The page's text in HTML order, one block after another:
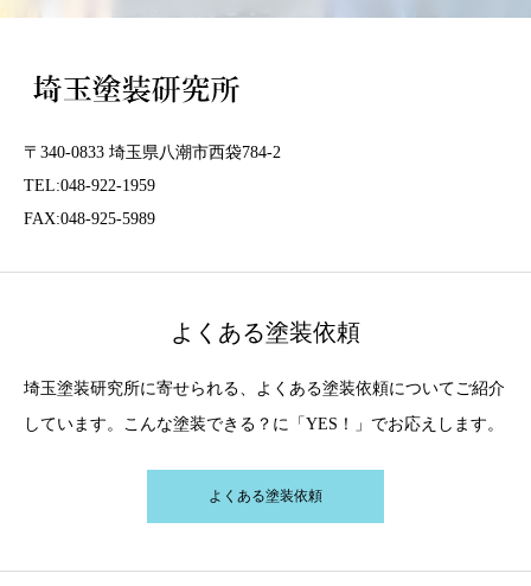
〒340-0833 埼玉県八潮市西袋784-2
TEL:048-922-1959
FAX:048-925-5989
よくある塗装依頼
埼玉塗装研究所に寄せられる、よくある塗装依頼についてご紹介
しています。こんな塗装できる？に「YES！」でお応えします。
よくある塗装依頼